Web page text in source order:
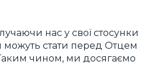
нас у свої стосунки
можуть стати перед Отцем
чином, ми досягаємо